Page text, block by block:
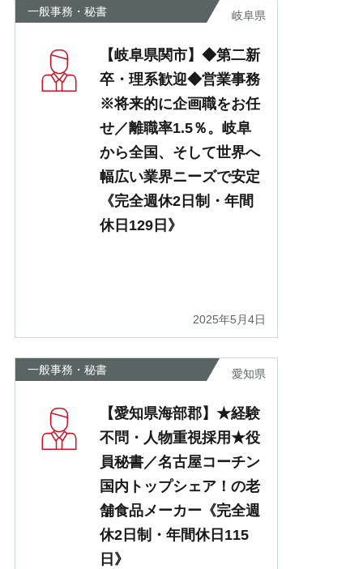
一般事務・秘書 岐阜県
【岐阜県関市】◆第二新
卒・理系歓迎◆営業事務
※将来的に企画職をお任
せ／離職率1.5％。岐阜
から全国、そして世界へ
幅広い業界ニーズで安定
《完全週休2日制・年間
休日129日》
2025年5月4日
一般事務・秘書 愛知県
【愛知県海部郡】★経験
不問・人物重視採用★役
員秘書／名古屋コーチン
国内トップシェア！の老
舗食品メーカー《完全週
休2日制・年間休日115
日》